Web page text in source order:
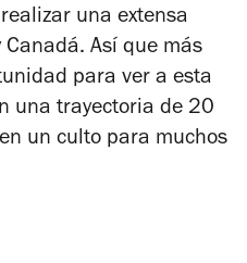
una extensa
Así que más
para ver a esta
una trayectoria de 20
un culto para muchos